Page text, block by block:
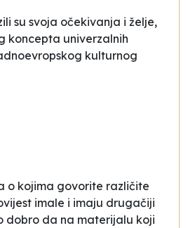
su svoja očekivanja i želje,
koncepta univerzalnih
kulturnog
o kojima govorite različite
imale i imaju drugačiji
dobro da na materijalu koji